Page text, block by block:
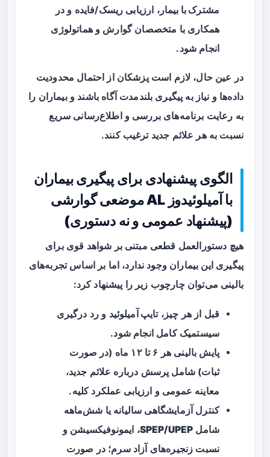
مشترک با بیمار، ارزیابی ریسک/فایده و در
همکاری با متخصصان گوارش و هماتولوژی
انجام شود.
در عین حال، لازم است پزشکان از احتمال محدودیت
داده‌ها و نیاز به پیگیری بلندمدت آگاه باشند و بیماران را
به رعایت برنامه‌های بررسی و اطلاع‌رسانی سریع
نسبت به هر علائم جدید ترغیب کنند.
الگوی پیشنهادی برای پیگیری بیماران
با آمیلوئیدوز AL موضعی گوارشی
(پیشنهاد عمومی و نه دستوری)
هیچ دستورالعمل قطعی مبتنی بر شواهد قوی برای
پیگیری این بیماران وجود ندارد، اما بر اساس تجربه‌های
بالینی می‌توان چارچوب زیر را پیشنهاد کرد:
قبل از هر چیز،تایپ آمیلوئید و رد درگیری
سیستمیک کامل انجام شود.
پایش بالینی هر ۶ تا ۱۲ ماه (در صورت
ثبات) شامل پرسش درباره علائم جدید،
معاینه عمومی و ارزیابی عملکرد کلیه.
کنترل آزمایشگاهی سالیانه یا شش‌ماهه
شامل SPEP/UPEP، ایمونوفیکسیشن و
نسبت زنجیره‌های آزاد سرم؛ در صورت